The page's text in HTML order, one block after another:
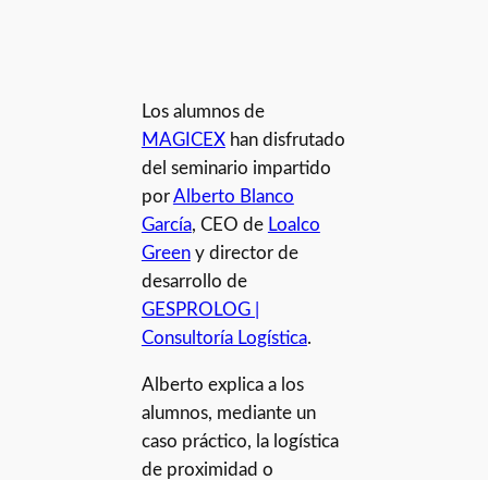
Los alumnos de
MAGICEX han disfrutado
del seminario impartido
porAlberto Blanco
García, CEO de Loalco
Greeny director de
desarrollo de
GESPROLOG |
Consultoría Logística.
Alberto explica a los
alumnos, mediante un
caso práctico, la logística
de proximidad o